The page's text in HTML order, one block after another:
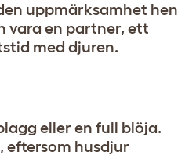
uppmärksamhet hen
vara en partner, ett
med djuren.
eller en full blöja.
eftersom husdjur